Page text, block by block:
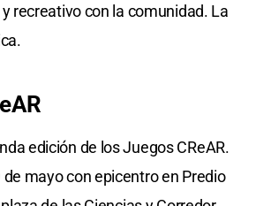
recreativo con la comunidad. La
edición de los Juegos CReAR.
de mayo con epicentro en Predio